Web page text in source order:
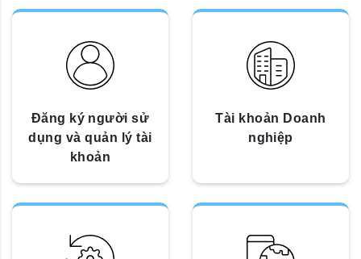
Đăng ký người sử
dụng và quản lý tài
khoản
Tài khoản Doanh
nghiệp